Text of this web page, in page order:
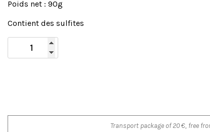
Poids net : 90g
Contient des sulfites
Transport package of 20 €, free